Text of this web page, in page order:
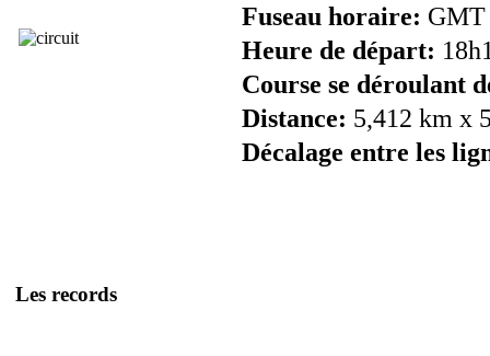
Fuseau horaire: GMT
Heure de départ:
Course se déroulant
Distance: 5,412 km x
Décalage entre les
Les records